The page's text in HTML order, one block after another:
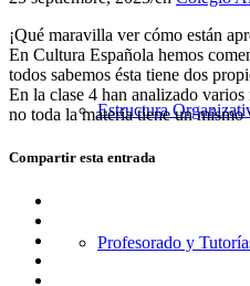
Estructura
Profesorado y
¡Qué maravilla ver cómo están
En Cultura Española hemos
todos sabemos ésta tiene dos
En la clase 4 han analizado
no toda la materia tiene un mismo
Compartir esta entrada
Facebook
Compartir